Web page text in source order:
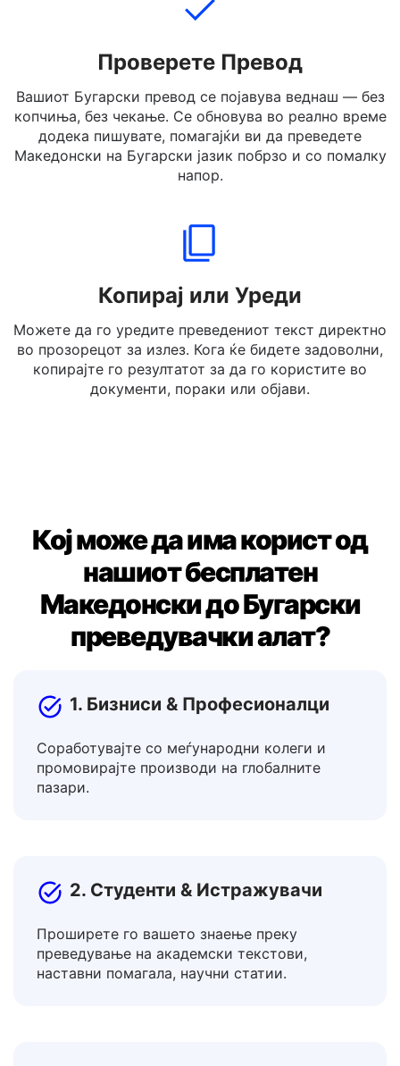
Проверете Превод
Вашиот Бугарски превод се појавува веднаш — без
копчиња, без чекање. Се обновува во реално време
додека пишувате, помагајќи ви да преведете
напор.
Копирај или Уреди
Можете да го уредите преведениот текст директно
во прозорецот за излез. Кога ќе бидете задоволни,
Кој може да има корист од
нашиот бесплатен
Македонски до Бугарски
1. Бизниси & Професионалци
Соработувајте со меѓународни колеги и
2. Студенти & Истражувачи
Проширете го вашето знаење преку